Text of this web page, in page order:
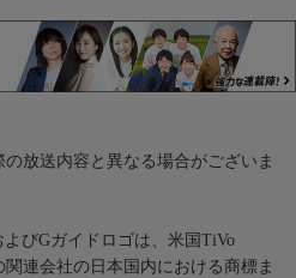
放送内容と異なる場合がございま
びGガイドロゴは、米国TiVo
連会社の日本国内における商標ま